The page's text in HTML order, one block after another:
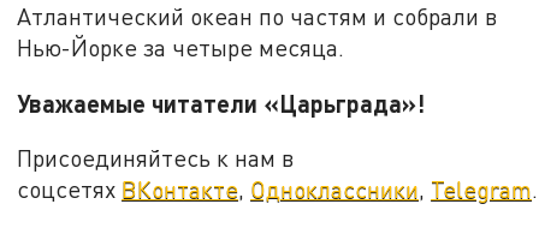
Атлантический океан по частям и собрали в
Нью-Йорке за четыре месяца.
Уважаемые читатели «Царьграда»!
Присоединяйтесь к нам в
соцсетях ВКонтакте, Одноклассники, Telegram.